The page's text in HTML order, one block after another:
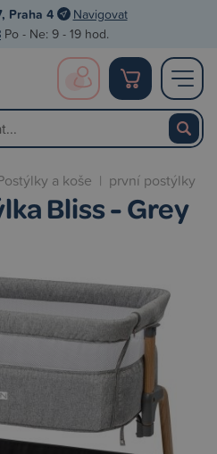
Praha 4 Navigovat
Po - Ne: 9 - 19 hod.
a koše | první postýlky
Bliss - Grey